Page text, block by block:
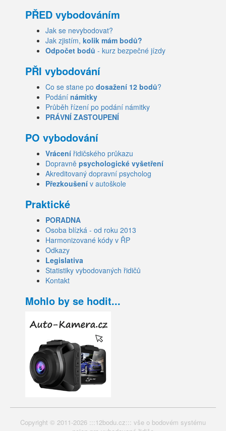
PŘED vybodováním
Jak se nevybodovat?
Jak zjistím, kolik mám bodů?
Odpočet bodů - kurz bezpečné jízdy
PŘI vybodování
Co se stane po dosažení 12 bodů?
Podání námitky
Průběh řízení po podání námitky
PRÁVNÍ ZASTOUPENÍ
PO vybodování
Vrácení řidičského průkazu
Dopravně psychologické vyšetření
Akreditovaný dopravní psycholog
Přezkoušení v autoškole
Praktické
PORADNA
Osoba blízká - od roku 2013
Harmonizované kódy v ŘP
Odkazy
Legislativa
Statistiky vybodovaných řidičů
Kontakt
Mohlo by se hodit...
Copyright © 2011-2026 :::12bodu.cz::: vše o bodovém systému